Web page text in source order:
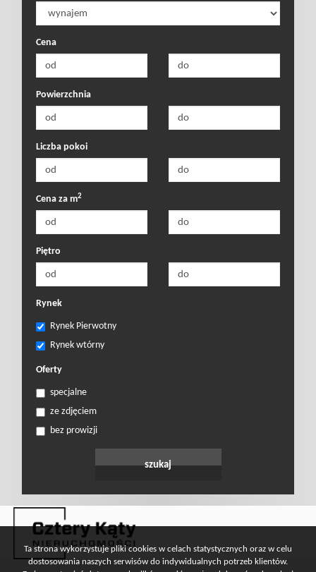
Cena
Powierzchnia
Liczba pokoi
Cena za m2
Piętro
Rynek
Rynek Pierwotny
Rynek wtórny
Oferty
specjalne
ze zdjęciem
bez prowizji
Ta strona wykorzystuje pliki cookies w celach statystycznych oraz w celu
dostosowania naszych serwisów do indywidualnych potrzeb klientów.